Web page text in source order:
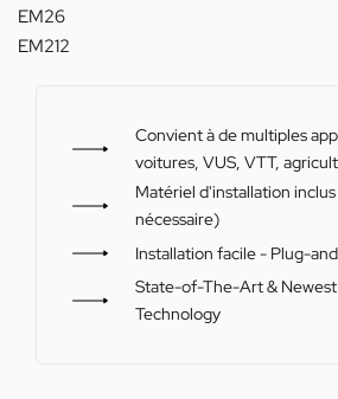
EM26
EM212
Convient à de multiples
voitures, VUS, VTT,
Matériel d'installation
nécessaire)
Installation facile - Plug-
State-of-The-Art &
Technology